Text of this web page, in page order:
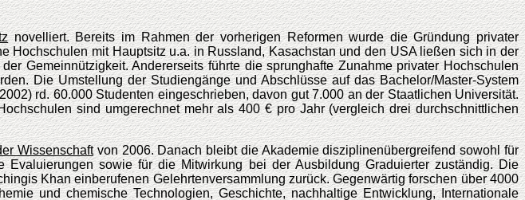
novelliert. Bereits im Rahmen der vorherigen Reformen wurde die Gründung privater
mit Hauptsitz u.a. in Russland, Kasachstan und den USA ließen sich in der
Gemeinnützigkeit. Andererseits führte die sprunghafte Zunahme privater Hochschulen
Die Umstellung der Studiengänge und Abschlüsse auf das Bachelor/Master-System
rd. 60.000 Studenten eingeschrieben, davon gut 7.000 an der Staatlichen Universität.
sind umgerechnet mehr als 400 € pro Jahr (vergleich drei durchschnittlichen
Wissenschaftvon 2006. Danach bleibt die Akademie disziplinenübergreifend sowohl für
sowie für die Mitwirkung bei der Ausbildung Graduierter zuständig. Die
Khan einberufenen Gelehrtenversammlung zurück. Gegenwärtig forschen über 4000
und chemische Technologien, Geschichte, nachhaltige Entwicklung, Internationale